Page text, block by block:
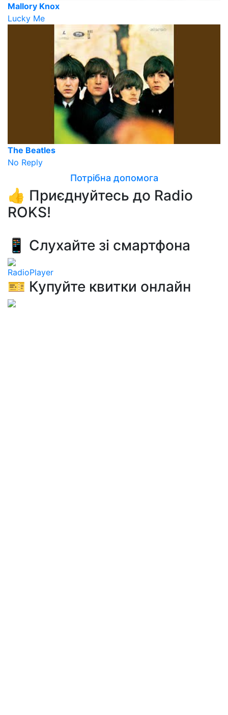
Mallory Knox
Lucky Me
The Beatles
No Reply
Потрібна допомога
👍 Приєднуйтесь до Radio
ROKS!
📱 Слухайте зі смартфона
RadioPlayer
🎫 Купуйте квитки онлайн